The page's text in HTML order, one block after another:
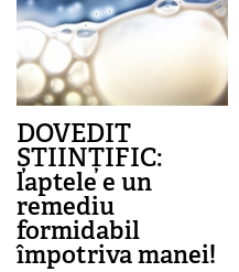
DOVEDIT
ȘTIINȚIFIC:
laptele e un
remediu
formidabil
împotriva manei!